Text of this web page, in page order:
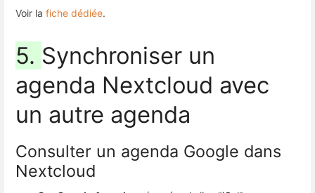
Voir la fiche dédiée.
5. Synchroniser un
agenda Nextcloud avec
un autre agenda
Consulter un agenda Google dans
Nextcloud